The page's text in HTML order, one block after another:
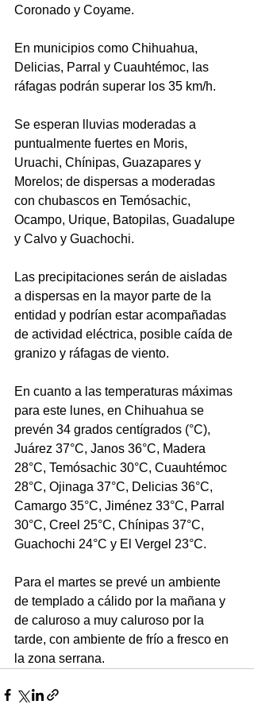
Coronado y Coyame.
En municipios como Chihuahua,
Delicias, Parral y Cuauhtémoc, las
ráfagas podrán superar los 35 km/h.
Se esperan lluvias moderadas a
puntualmente fuertes en Moris,
Uruachi, Chínipas, Guazapares y
Morelos; de dispersas a moderadas
con chubascos en Temósachic,
Ocampo, Urique, Batopilas, Guadalupe
y Calvo y Guachochi.
Las precipitaciones serán de aisladas
a dispersas en la mayor parte de la
entidad y podrían estar acompañadas
de actividad eléctrica, posible caída de
granizo y ráfagas de viento.
En cuanto a las temperaturas máximas
para este lunes, en Chihuahua se
prevén 34 grados centígrados (°C),
Juárez 37°C, Janos 36°C, Madera
28°C, Temósachic 30°C, Cuauhtémoc
28°C, Ojinaga 37°C, Delicias 36°C,
Camargo 35°C, Jiménez 33°C, Parral
30°C, Creel 25°C, Chínipas 37°C,
Guachochi 24°C y El Vergel 23°C.
Para el martes se prevé un ambiente
de templado a cálido por la mañana y
de caluroso a muy caluroso por la
tarde, con ambiente de frío a fresco en
la zona serrana.